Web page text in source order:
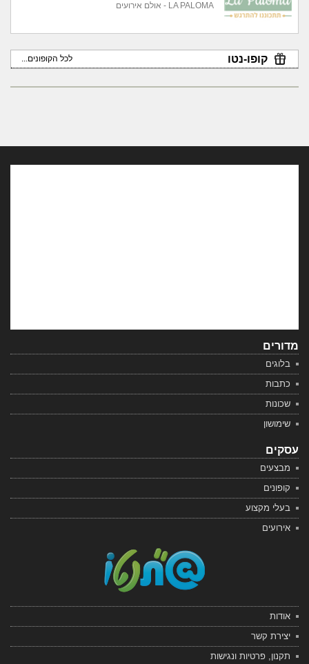
LA PALOMA - אולם אירועים
קופו-נטו לכל הקופונים...
מדורים
בלוגים
כתבות
שכונות
שימושון
עסקים
מבצעים
קופונים
בעלי מקצוע
אירועים
אודות
יצירת קשר
תקנון, פרטיות ונגישות